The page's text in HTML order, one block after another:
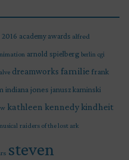
2016 academy awards alfred
arnold spielberg berlin cgi
dreamworks familie frank
indiana jones janusz kaminski
kathleen kennedy kindheit
raiders of the lost ark
steven